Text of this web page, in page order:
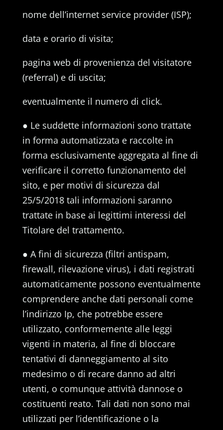
nome dell’internet service provider (ISP);
data e orario di visita;
pagina web di provenienza del visitatore
(referral) e di uscita;
eventualmente il numero di click.
● Le suddette informazioni sono trattate
in forma automatizzata e raccolte in
forma esclusivamente aggregata al fine di
verificare il corretto funzionamento del
sito, e per motivi di sicurezza dal
25/5/2018 tali informazioni saranno
trattate in base ai legittimi interessi del
Titolare del trattamento.
● A fini di sicurezza (filtri antispam,
firewall, rilevazione virus), i dati registrati
automaticamente possono eventualmente
comprendere anche dati personali come
l’indirizzo Ip, che potrebbe essere
utilizzato, conformemente alle leggi
vigenti in materia, al fine di bloccare
tentativi di danneggiamento al sito
medesimo o di recare danno ad altri
utenti, o comunque attività dannose o
costituenti reato. Tali dati non sono mai
utilizzati per l’identificazione o la